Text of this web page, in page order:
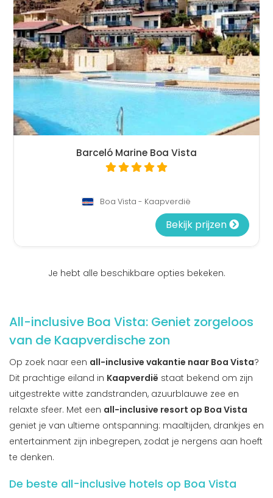
Barceló Marine Boa Vista
Boa Vista - Kaapverdië
Bekijk prijzen
Je hebt alle beschikbare opties bekeken.
All-inclusive Boa Vista: Geniet zorgeloos
van de Kaapverdische zon
Op zoek naar een all-inclusive vakantie naar Boa Vista?
Dit prachtige eiland in Kaapverdië staat bekend om zijn
uitgestrekte witte zandstranden, azuurblauwe zee en
relaxte sfeer. Met een all-inclusive resort op Boa Vista
geniet je van ultieme ontspanning: maaltijden, drankjes en
entertainment zijn inbegrepen, zodat je nergens aan hoeft
te denken.
De beste all-inclusive hotels op Boa Vista